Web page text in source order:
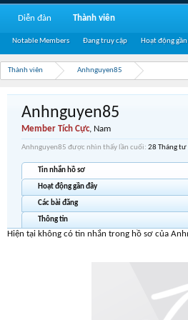
Thành viên Anhnguyen85
Anhnguyen85
Member Tích Cực, Nam
Anhnguyen85 được nhìn thấy lần cuối: 28 Tháng tư
Tin nhắn hồ sơ
Hoạt động gần đây
Các bài đăng
Thông tin
Hiện tại không có tin nhắn trong hồ sơ của
Diễn đàn Thành viên
Notable Members Đang truy cập Hoạt động